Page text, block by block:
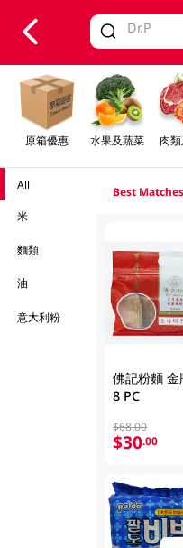
Valid Until 30 June
原箱優惠 水果及蔬菜 肉
All
米
麵類
油
意大利粉
Best Matches
佛記粉麵
8 PC
$68.00
$30.00